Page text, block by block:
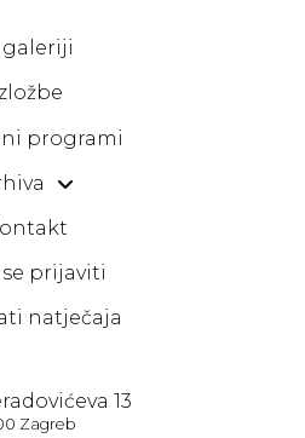
galeriji
Izložbe
programi
se prijaviti
natječaja
13
Zagreb